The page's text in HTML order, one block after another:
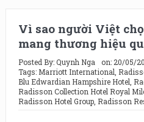
Vì sao người Việt
mang thương hiệu
Posted By:Quynh Nga on: 20/05/
Tags: Marriott International
Blu Edwardian Hampshire Hotel
Radisson Collection Hotel Royal
Radisson Hotel Group, Radisson